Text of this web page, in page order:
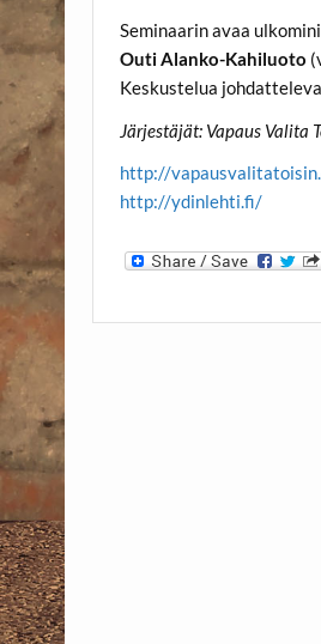
Seminaarin avaa
Outi Alanko-Kahiluoto
Keskustelua
Järjestäjät: Vapaus Valita
http://
http://ydinlehti.fi/